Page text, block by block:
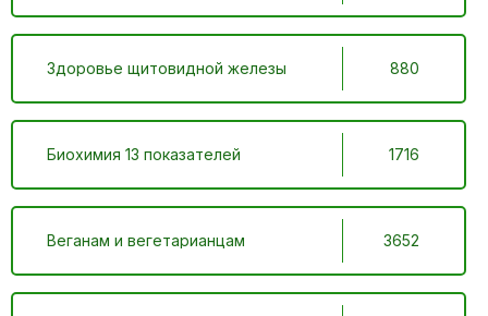
Здоровье щитовидной железы 880
Биохимия 13 показателей 1716
Веганам и вегетарианцам 3652